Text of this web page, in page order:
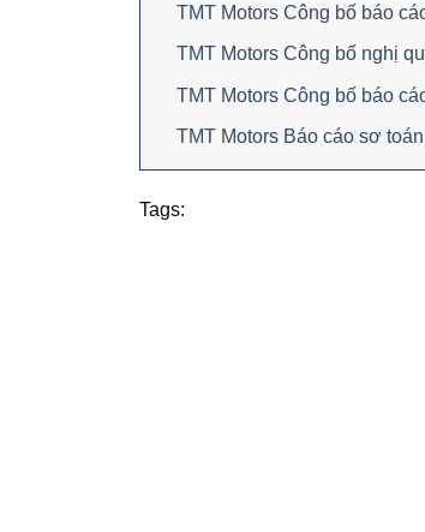
TMT Motors Công bố báo
TMT Motors Công bố nghị
TMT Motors Công bố báo
TMT Motors Báo cáo sơ
Tags: